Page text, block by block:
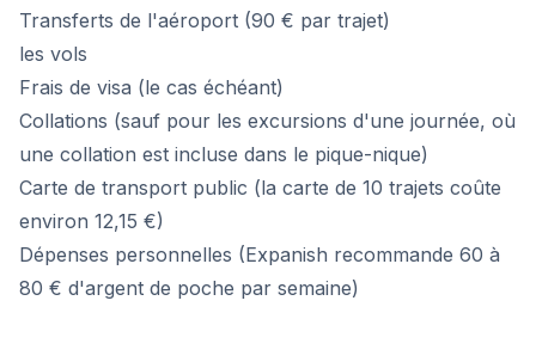
Transferts de l'aéroport (90 € par trajet)
les vols
Frais de visa (le cas échéant)
Collations (sauf pour les excursions d'une journée, où
une collation est incluse dans le pique-nique)
Carte de transport public (la carte de 10 trajets coûte
environ 12,15 €)
Dépenses personnelles (Expanish recommande 60 à
80 € d'argent de poche par semaine)